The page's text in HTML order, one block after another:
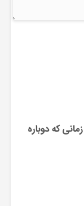
که دوباره